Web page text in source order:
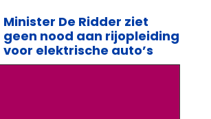
Minister De Ridder ziet
geen nood aan rijopleiding
voor elektrische auto’s